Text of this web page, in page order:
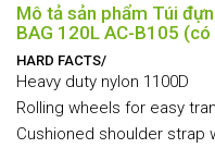
Mô tả sản phẩm Túi
BAG 120L AC-B105
HARD FACTS/
Heavy duty nylon 1100D
Rolling wheels for easy
Cushioned shoulder strap